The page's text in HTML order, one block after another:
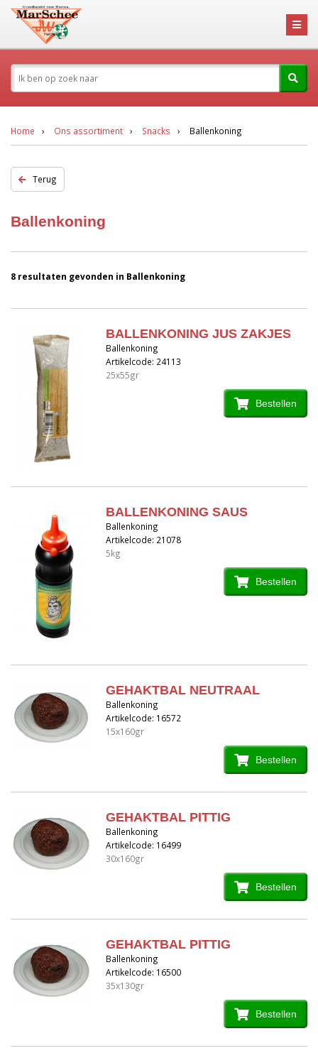
Home Ons assortiment Snacks Ballenkoning
Terug
Ballenkoning
8 resultaten gevonden in Ballenkoning
BALLENKONING JUS ZAKJES
Ballenkoning
Artikelcode: 24113
25x55gr
Bestellen
BALLENKONING SAUS
Ballenkoning
Artikelcode: 21078
5kg
Bestellen
GEHAKTBAL NEUTRAAL
Ballenkoning
Artikelcode: 16572
15x160gr
Bestellen
GEHAKTBAL PITTIG
Ballenkoning
Artikelcode: 16499
30x160gr
Bestellen
GEHAKTBAL PITTIG
Ballenkoning
Artikelcode: 16500
35x130gr
Bestellen